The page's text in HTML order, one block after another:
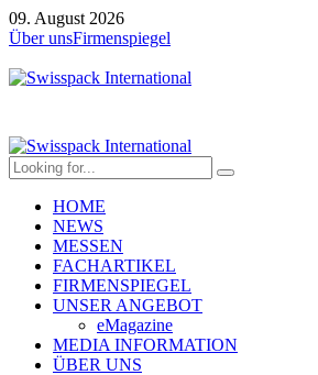
09. August 2026
Über unsFirmenspiegel
HOME
NEWS
MESSEN
FACHARTIKEL
FIRMENSPIEGEL
UNSER ANGEBOT
eMagazine
MEDIA INFORMATION
ÜBER UNS